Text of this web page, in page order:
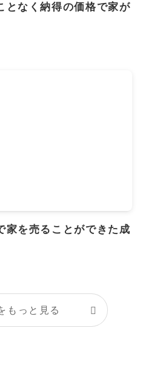
となく納得の価格で家が
家を売ることができた成
もっと見る